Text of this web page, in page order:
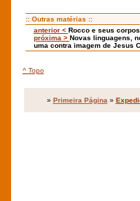
:: Outras matérias ::
anterior < Rocco e seus corpos
próxima > Novas linguagens,
uma contra imagem de Jesus
^ Topo
» Primeira Página »